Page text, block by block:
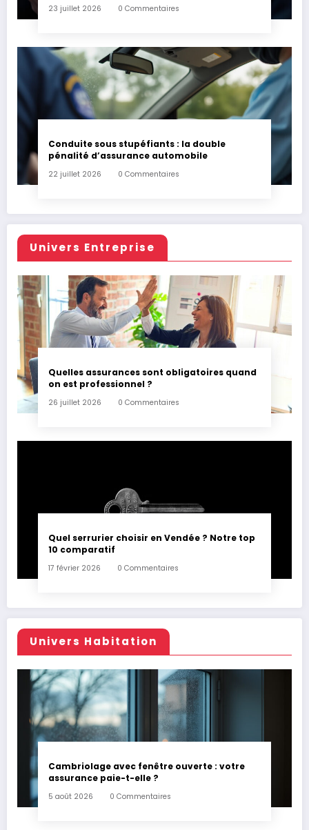
23 juillet 2026 0 Commentaires
Conduite sous stupéfiants : la double
pénalité d’assurance automobile
22 juillet 2026 0 Commentaires
Univers Entreprise
Quelles assurances sont obligatoires quand
on est professionnel ?
26 juillet 2026 0 Commentaires
Quel serrurier choisir en Vendée ? Notre top
10 comparatif
17 février 2026 0 Commentaires
Univers Habitation
Cambriolage avec fenêtre ouverte : votre
assurance paie-t-elle ?
5 août 2026 0 Commentaires